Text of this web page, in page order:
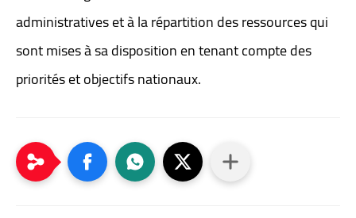
administratives et à la répartition des ressources qui
sont mises à sa disposition en tenant compte des
priorités et objectifs nationaux.